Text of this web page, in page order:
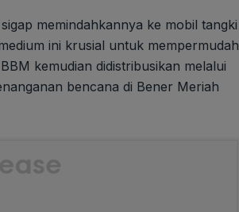
memindahkannya ke mobil tangki
ini krusial untuk mempermudah
kemudian didistribusikan melalui
bencana di Bener Meriah